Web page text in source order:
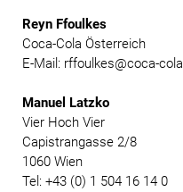
Reyn Ffoulkes
Coca-Cola Österreich
E-Mail: rffoulkes@coca-
Manuel Latzko
Vier Hoch Vier
Capistrangasse 2/8
1060 Wien
Tel: +43 (0) 1 504 16 14 0